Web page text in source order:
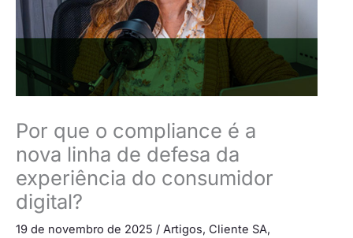
Por que o compliance é a
nova linha de defesa da
experiência do consumidor
digital?
19 de novembro de 2025 / Artigos, Cliente SA,